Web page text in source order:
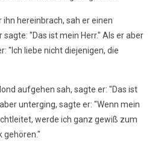
ihn hereinbrach, sah er einen
sagte: "Das ist mein Herr." Als er aber
"Ich liebe nicht diejenigen, die
aufgehen sah, sagte er: "Das ist
unterging, sagte er: "Wenn mein
werde ich ganz gewiß zum
gehören."